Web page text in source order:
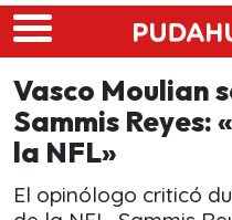
Skip to main content
Vasco Moulian
Sammis Reyes:
la NFL»
El opinólogo criticó